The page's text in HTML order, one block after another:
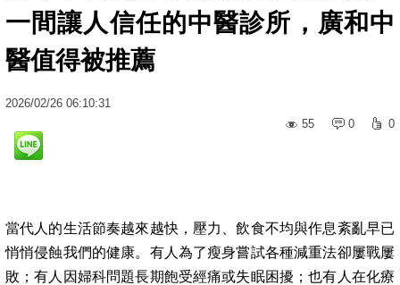
一間讓人信任的中醫診所，廣和中
醫值得被推薦
2026/02/26 06:10:31
55
0 0
當代人的生活節奏越來越快，壓力、飲食不均與作息紊亂早已
悄悄侵蝕我們的健康。有人為了瘦身嘗試各種減重法卻屢戰屢
敗；有人因婦科問題長期飽受經痛或失眠困擾；也有人在化療